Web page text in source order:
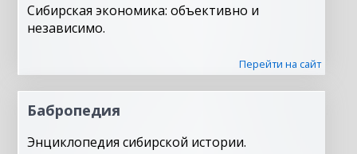
Сибирская экономика: объективно и
независимо.
Перейти на сайт
Бабропедия
Энциклопедия сибирской истории.